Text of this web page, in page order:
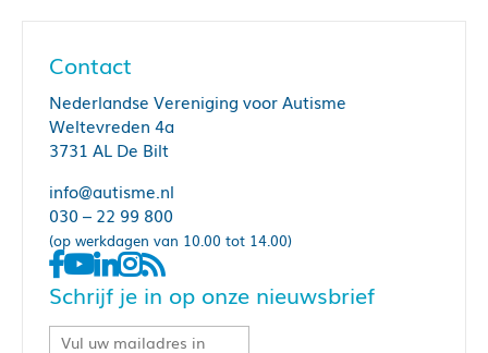
Contact
Nederlandse Vereniging voor Autisme
Weltevreden 4a
3731 AL De Bilt
info@autisme.nl
030 – 22 99 800
(op werkdagen van 10.00 tot 14.00)
Schrijf je in op onze nieuwsbrief